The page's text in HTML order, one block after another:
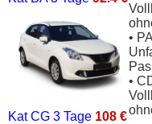
Kat CG 3 Tage 108 €
•
•